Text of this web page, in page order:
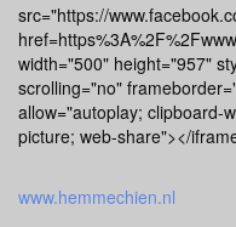
src="https://
width="500" height="957"
scrolling="no"
allow="autoplay; clipboard-
picture; web-share"></
www.hemmechien.nl